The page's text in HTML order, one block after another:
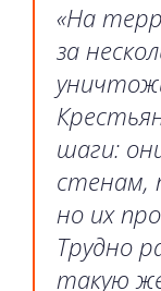
«На
за
шаги:
стенам,
но их
Трудно
такую